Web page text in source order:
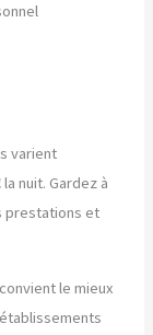
varient
nuit. Gardez à
prestations et
le mieux